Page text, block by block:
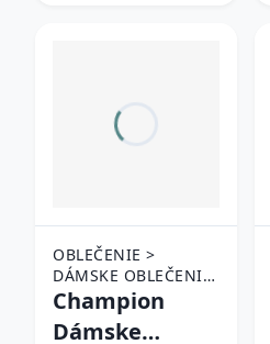
OBLEČENIE >
DÁMSKE OBLEČENIE
> TEPLÁKY A
NOHAVICE
Champion
Dámske